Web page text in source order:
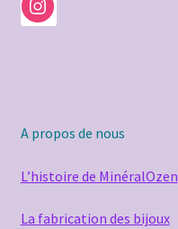
A propos de nous
L’histoire de MinéralOzen
La fabrication des bijoux